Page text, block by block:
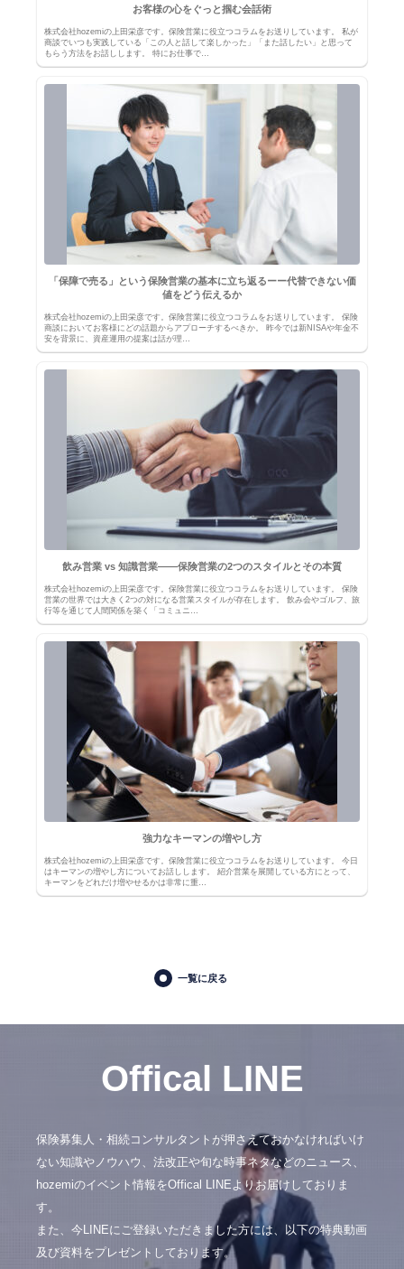
お客様の心をぐっと掴む会話術
株式会社hozemiの上田栄彦です。保険営業に役立つコラムをお送りしています。 私が
商談でいつも実践している「この人と話して楽しかった」「また話したい」と思って
もらう方法をお話しします。 特にお仕事で…
「保障で売る」という保険営業の基本に立ち返るーー代替できない価
値をどう伝えるか
株式会社hozemiの上田栄彦です。保険営業に役立つコラムをお送りしています。 保険
商談においてお客様にどの話題からアプローチするべきか。 昨今では新NISAや年金不
安を背景に、資産運用の提案は話が理…
飲み営業 vs 知識営業――保険営業の2つのスタイルとその本質
株式会社hozemiの上田栄彦です。保険営業に役立つコラムをお送りしています。 保険
営業の世界では大きく2つの対になる営業スタイルが存在します。 飲み会やゴルフ、旅
行等を通じて人間関係を築く「コミュニ…
強力なキーマンの増やし方
株式会社hozemiの上田栄彦です。保険営業に役立つコラムをお送りしています。 今日
はキーマンの増やし方についてお話しします。 紹介営業を展開している方にとって、
キーマンをどれだけ増やせるかは非常に重…
一覧に戻る
Offical LINE
保険募集人・相続コンサルタントが押さえておかなければいけ
ない知識やノウハウ、法改正や旬な時事ネタなどのニュース、
hozemiのイベント情報をOffical LINEよりお届けしておりま
す。
また、今LINEにご登録いただきました方には、以下の特典動画
及び資料をプレゼントしております。